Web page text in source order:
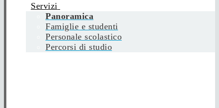
Servizi
Panoramica
Famiglie e studenti
Personale scolastico
Percorsi di studio